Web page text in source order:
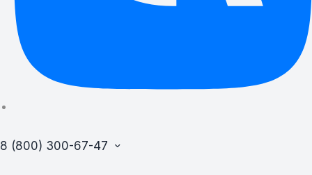
8 (800) 300-67-47